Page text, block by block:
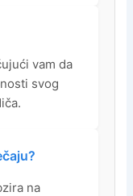
vam da
svog
na